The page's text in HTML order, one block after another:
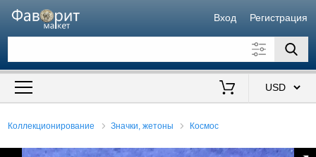
Вход Регистрация
Искать также в описании
Коллекционирование Значки, жетоны Космос